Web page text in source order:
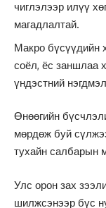
чиглэлээр илүү
магадлалтай.
Макро бүсүүдийн
соёл, ёс заншлаа
үндэстний
Өнөөгийн
мөрдөж буй
тухайн салбарын
Улс орон зах
шилжсэнээр бүс